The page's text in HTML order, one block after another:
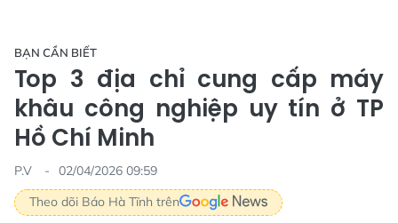
BẠN CẦN BIẾT
Top 3 địa chỉ cung cấp máy
khâu công nghiệp uy tín ở TP
Hồ Chí Minh
P.V
02/04/2026 09:59
Theo dõi Báo Hà Tĩnh trên